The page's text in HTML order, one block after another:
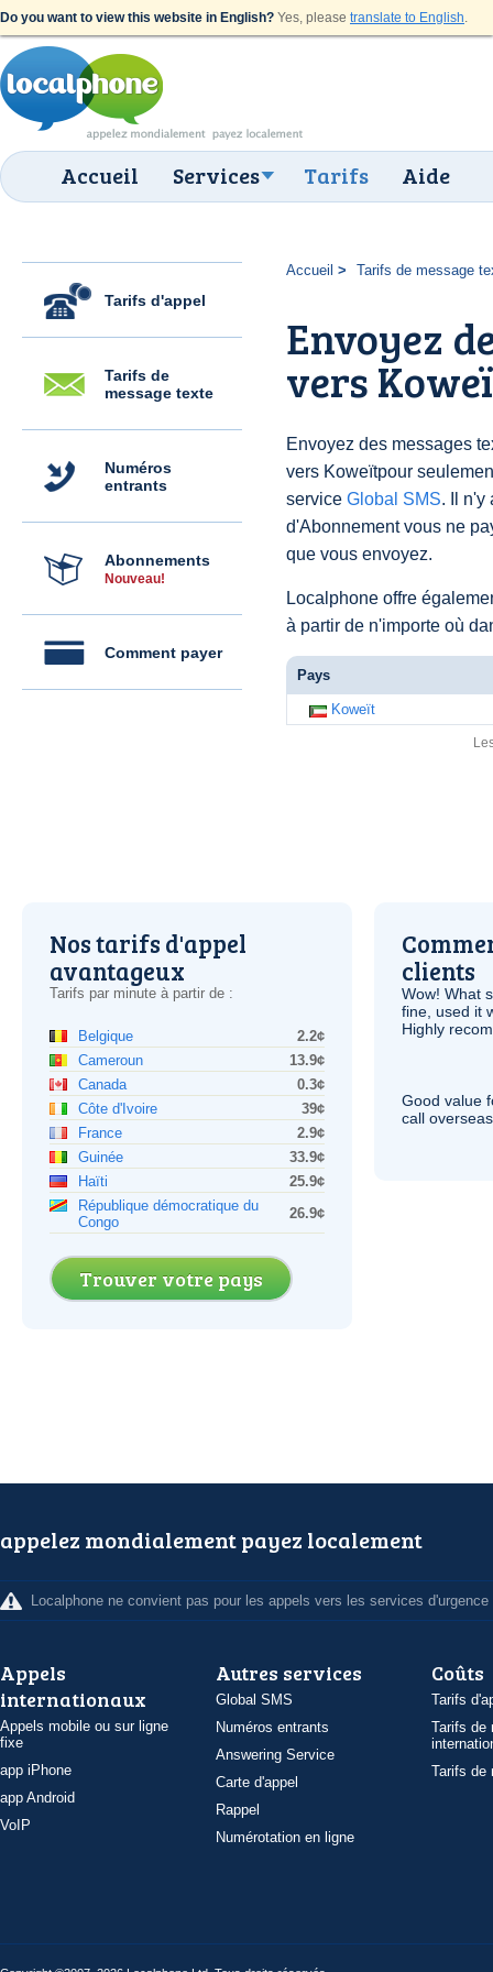
Do you want to view this website in English? Yes, please translate to English.
Accueil Services Tarifs Aide
Tarifs d'appel
Tarifs de
message texte
Numéros
entrants
Abonnements
Nouveau!
Comment payer
Accueil Tarifs de message
Envoyez
vers
Envoyez des messages
vers Koweïtpour
service Global SMS. Il n'y
d'Abonnement vous ne
que vous envoyez.
Localphone offre
à partir de n'importe où
Pays
Koweït
Nos tarifs d'appel
avantageux
Tarifs par minute à partir de :
Belgique
2.2¢
Cameroun
13.9¢
Canada
0.3¢
Côte d'Ivoire
39¢
France
2.9¢
Guinée
33.9¢
Haïti
25.9¢
République démocratique du
Congo
26.9¢
Trouver votre pays
clients
Wow! What
fine, used it
Highly
Good value
call
appelez mondialement payez localement
Localphone ne convient pas pour les appels vers les services d'urgence
Appels
internationaux
Appels mobile ou sur ligne
fixe
app iPhone
app Android
VoIP
Autres services
Global SMS
Numéros entrants
Answering Service
Carte d'appel
Rappel
Numérotation en ligne
Coûts
Tarifs
Tarifs de
Tarifs de